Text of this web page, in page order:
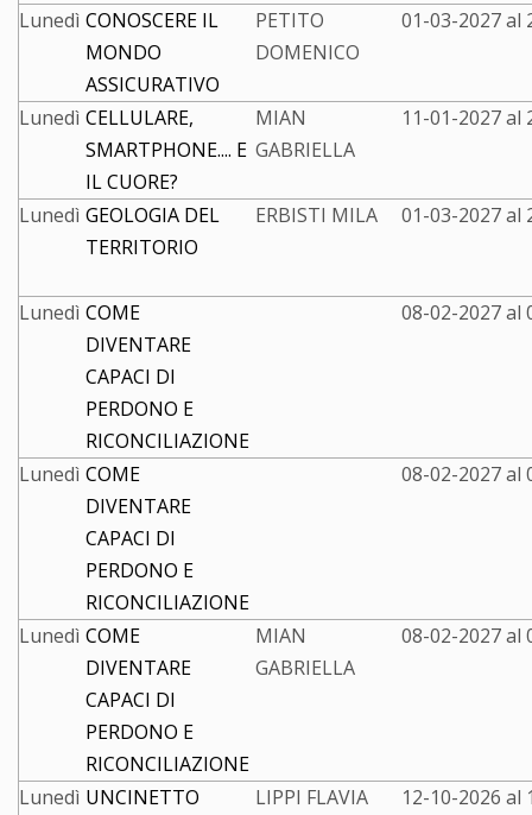
Lunedì CONOSCERE IL
MONDO
ASSICURATIVO
PETITO
DOMENICO
01-03-2027 al
Lunedì CELLULARE,
SMARTPHONE.... E
IL CUORE?
MIAN
GABRIELLA
11-01-2027 al
Lunedì GEOLOGIA DEL
TERRITORIO
ERBISTI MILA 01-03-2027 al
Lunedì COME
DIVENTARE
CAPACI DI
PERDONO E
RICONCILIAZIONE
08-02-2027 al
Lunedì COME
DIVENTARE
CAPACI DI
PERDONO E
RICONCILIAZIONE
08-02-2027 al
Lunedì COME
DIVENTARE
CAPACI DI
PERDONO E
RICONCILIAZIONE
MIAN
GABRIELLA
08-02-2027 al
Lunedì UNCINETTO
LIPPI FLAVIA 12-10-2026 al